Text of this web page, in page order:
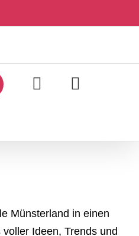
Münsterland in einen
Ideen, Trends und